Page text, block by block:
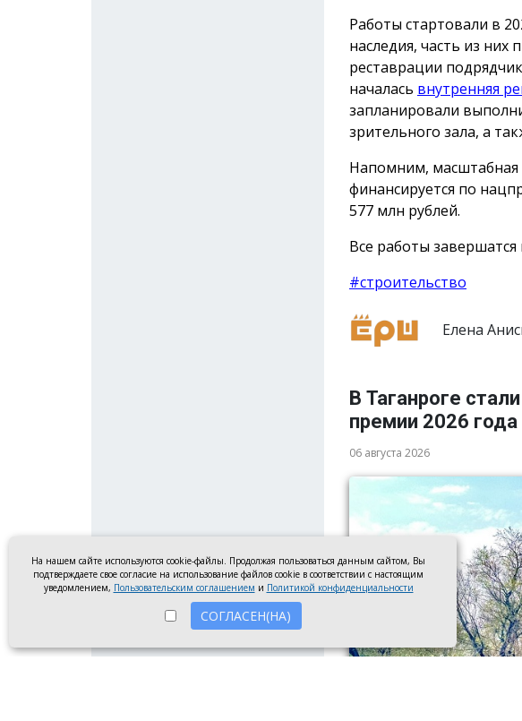
Работы стартовали в
наследия, часть из
реставрации
началась внутренняя
запланировали
зрительного зала, а
Напомним, масштабная
финансируется по
577 млн рублей.
Все работы завершатся
#строительство
Елена
В Таганроге
премии 2026 года
06 августа 2026
На нашем сайте используются cookie-файлы. Продолжая пользоваться данным сайтом, Вы
подтверждаете свое согласие на использование файлов cookie в соответствии с настоящим
уведомлением, Пользовательским соглашением и Политикой конфиденциальности
СОГЛАСЕН(НА)